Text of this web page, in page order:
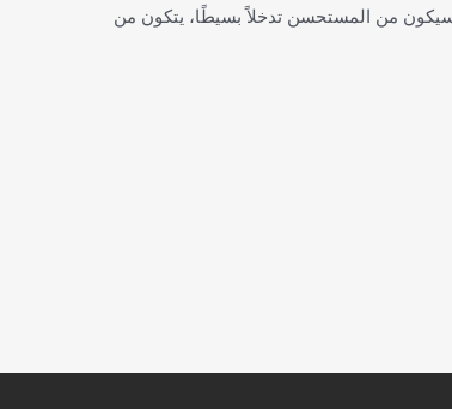
من المستحسن تدخلاً بسيطًا، يتكون من